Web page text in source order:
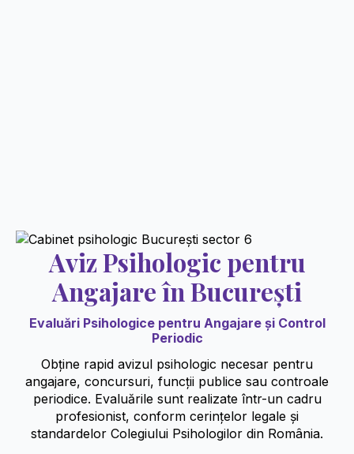
Aviz Psihologic pentru
Angajare în București
Evaluări Psihologice pentru Angajare și Control
Periodic
Obține rapid avizul psihologic necesar pentru
angajare, concursuri, funcții publice sau controale
periodice. Evaluările sunt realizate într-un cadru
profesionist, conform cerințelor legale și
standardelor Colegiului Psihologilor din România.